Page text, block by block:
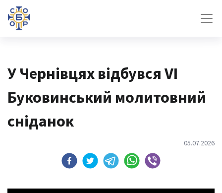
У Чернівцях відбувся VI
Буковинський молитовний
сніданок
05.07.2026